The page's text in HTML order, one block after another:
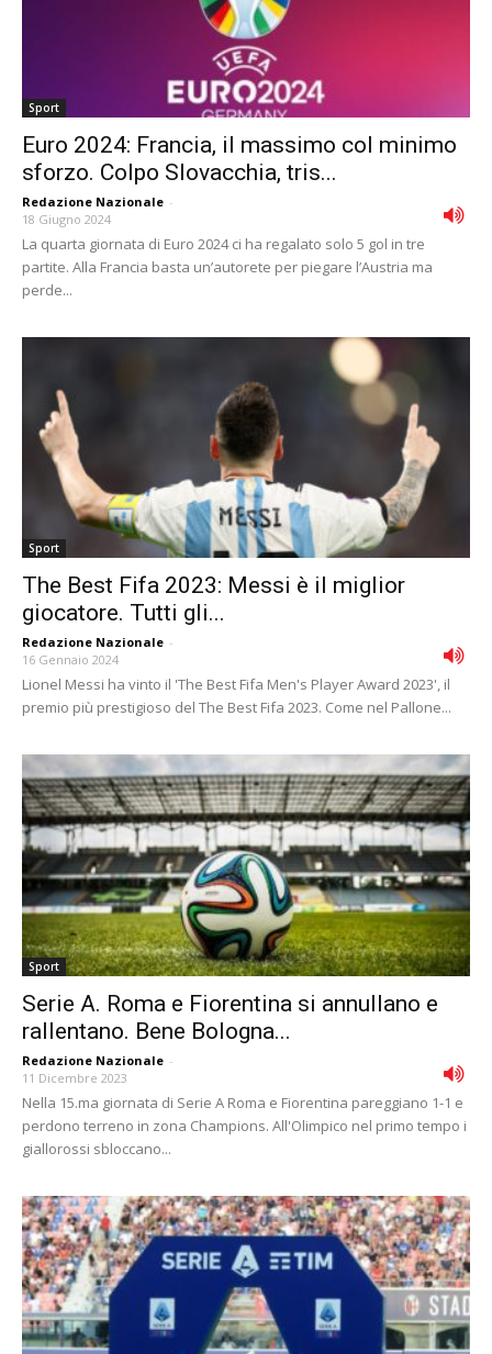
Sport
Euro 2024: Francia, il massimo col minimo
sforzo. Colpo Slovacchia, tris...
Redazione Nazionale -
18 Giugno 2024
La quarta giornata di Euro 2024 ci ha regalato solo 5 gol in tre
partite. Alla Francia basta un’autorete per piegare l’Austria ma
perde...
Sport
The Best Fifa 2023: Messi è il miglior
giocatore. Tutti gli...
Redazione Nazionale -
16 Gennaio 2024
Lionel Messi ha vinto il 'The Best Fifa Men's Player Award 2023', il
premio più prestigioso del The Best Fifa 2023. Come nel Pallone...
Sport
Serie A. Roma e Fiorentina si annullano e
rallentano. Bene Bologna...
Redazione Nazionale -
11 Dicembre 2023
Nella 15.ma giornata di Serie A Roma e Fiorentina pareggiano 1-1 e
perdono terreno in zona Champions. All'Olimpico nel primo tempo i
giallorossi sbloccano...